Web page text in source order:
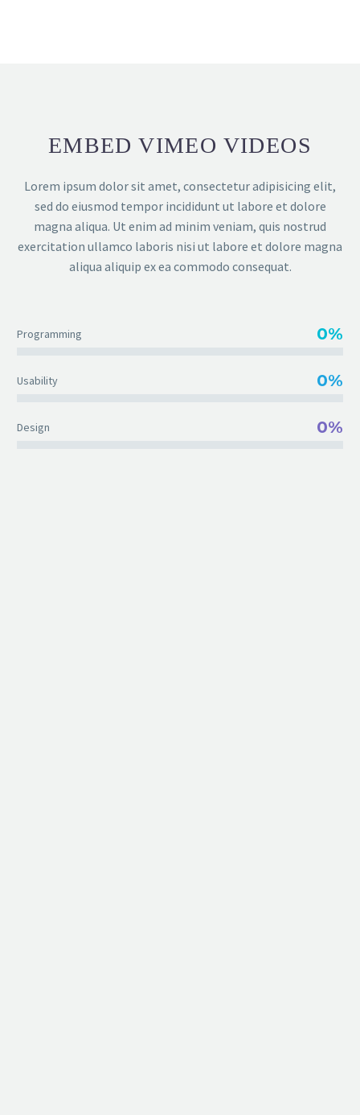
EMBED VIMEO VIDEOS
Lorem ipsum dolor sit amet, consectetur adipisicing elit,
sed do eiusmod tempor incididunt ut labore et dolore
magna aliqua. Ut enim ad minim veniam, quis nostrud
exercitation ullamco laboris nisi ut labore et dolore magna
aliqua aliquip ex ea commodo consequat.
Programming 0%
Usability 0%
Design 0%